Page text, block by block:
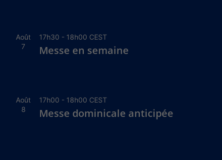
Août
7
17h30 - 18h00 CEST
Messe en semaine
Août
8
17h00 - 18h00 CEST
Messe dominicale anticipée